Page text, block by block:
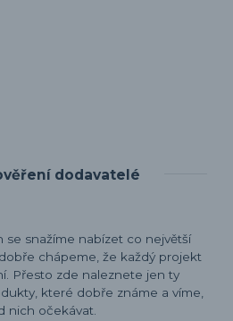
dodavatelé
se snažíme nabízet co největší
chápeme, že každý projekt
Přesto zde naleznete jen ty
které dobře známe a víme,
nich očekávat.